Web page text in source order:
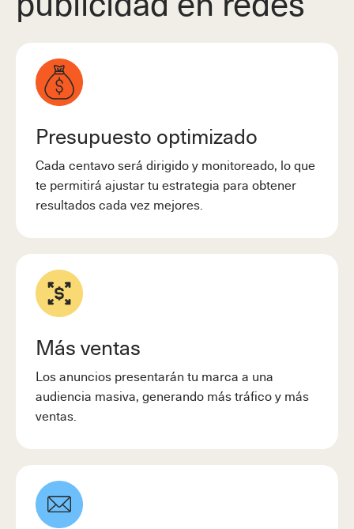
Presupuesto optimizado
Cada centavo será dirigido y monitoreado, lo que
te permitirá ajustar tu estrategia para obtener
resultados cada vez mejores.
Más ventas
Los anuncios presentarán tu marca a una
audiencia masiva, generando más tráfico y más
ventas.